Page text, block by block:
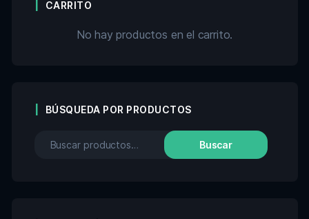
CARRITO
No hay productos en el carrito.
BÚSQUEDA POR PRODUCTOS
Buscar